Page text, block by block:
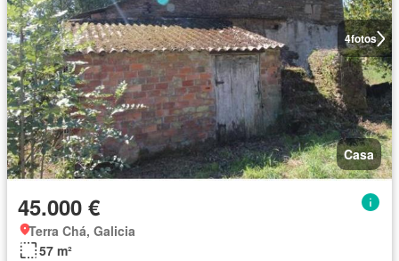
4fotos
Casa
45.000 €
Terra Chá, Galicia
57 m²